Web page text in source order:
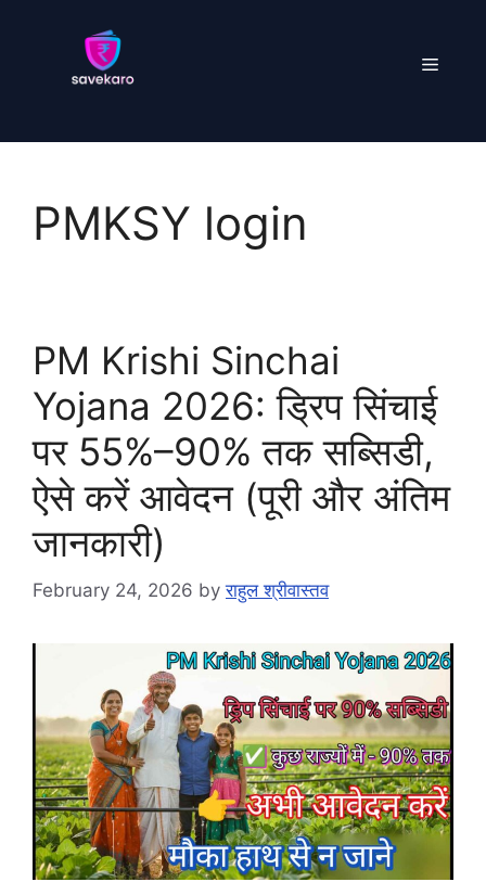
Menu
PMKSY login
PM Krishi Sinchai
Yojana 2026: ड्रिप सिंचाई
पर 55%–90% तक सब्सिडी,
ऐसे करें आवेदन (पूरी और अंतिम
जानकारी)
February 24, 2026 byराहुल श्रीवास्तव